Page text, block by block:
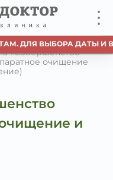
ДЛЯ ВЫБОРА ДАТЫ И
«Совершенство
очищение
и